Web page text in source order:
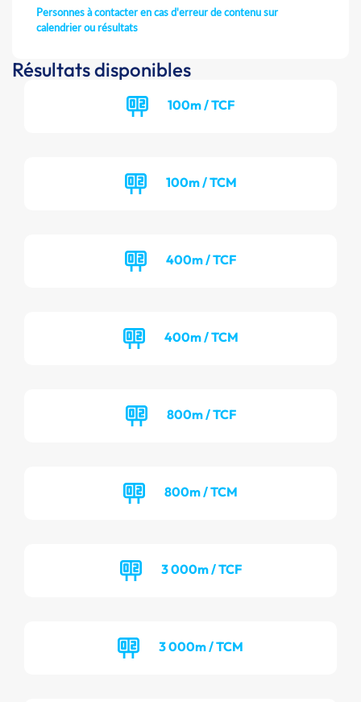
Personnes à contacter en cas d'erreur de contenu sur
calendrier ou résultats
Résultats disponibles
100m / TCF
100m / TCM
400m / TCF
400m / TCM
800m / TCF
800m / TCM
3 000m / TCF
3 000m / TCM